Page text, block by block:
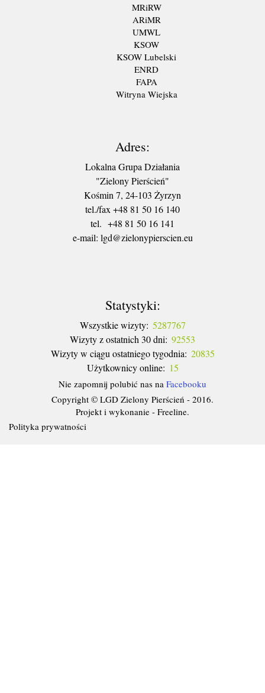
MRiRW
ARiMR
UMWL
KSOW
KSOW Lubelski
ENRD
FAPA
Witryna Wiejska
Adres:
Lokalna Grupa Działania
"Zielony Pierścień"
Kośmin 7, 24-103 Żyrzyn
tel./fax +48 81 50 16 140
tel. +48 81 50 16 141
​e-mail: lgd@zielonypierscien.eu
Statystyki:
Wszystkie wizyty: 5287767
Wizyty z ostatnich 30 dni: 92553
Wizyty w ciągu ostatniego tygodnia: 20835
Użytkownicy online: 15
Nie zapomnij polubić nas na Facebooku
Copyright © LGD Zielony Pierścień - 2016.
Projekt i wykonanie - Freeline.
Polityka prywatności